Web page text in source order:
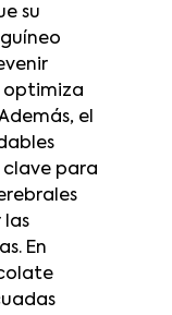
su
optimiza
el
clave para
las
En